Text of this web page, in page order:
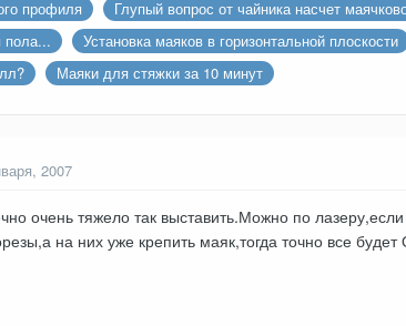
профиля Глупый вопрос от чайника насчет
пола...
Установка маяков в горизонтальной плоскости
Маяки для стяжки за 10 минут
2007
очень тяжело так выставить.Можно по
на них уже крепить маяк,тогда точно все будет